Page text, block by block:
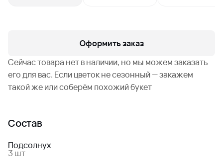
Оформить заказ
Сейчас товара нет в наличии, но мы можем заказать
его для вас. Если цветок не сезонный — закажем
такой же или соберём похожий букет
Состав
Подсолнух
3 шт